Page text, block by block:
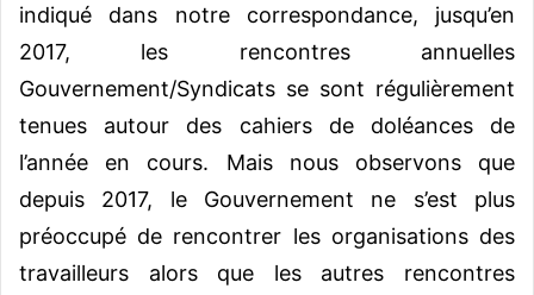
indiqué dans notre correspondance, jusqu’en
2017, les rencontres annuelles
Gouvernement/Syndicats se sont régulièrement
tenues autour des cahiers de doléances de
l’année en cours. Mais nous observons que
depuis 2017, le Gouvernement ne s’est plus
préoccupé de rencontrer les organisations des
travailleurs alors que les autres rencontres